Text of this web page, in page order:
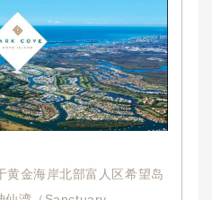
黄金海岸北部富人区希望岛